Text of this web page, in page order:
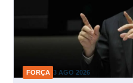
FORÇA 3 AGO 2026